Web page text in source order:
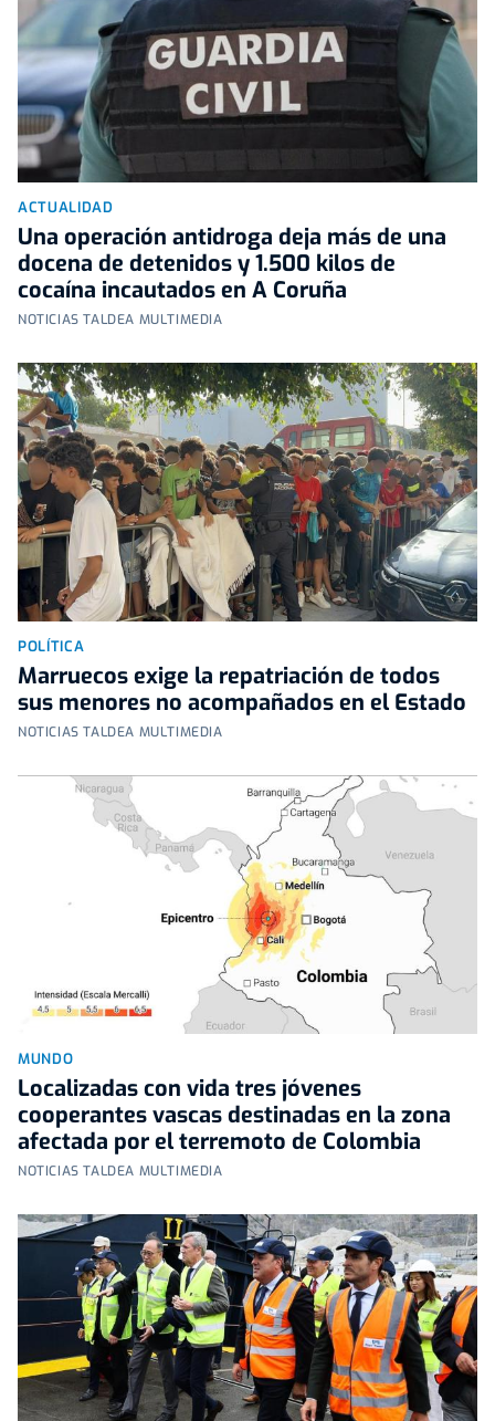
ACTUALIDAD
Una operación antidroga deja más de una
docena de detenidos y 1.500 kilos de
cocaína incautados en A Coruña
NOTICIAS TALDEA MULTIMEDIA
POLÍTICA
Marruecos exige la repatriación de todos
sus menores no acompañados en el Estado
NOTICIAS TALDEA MULTIMEDIA
MUNDO
Localizadas con vida tres jóvenes
cooperantes vascas destinadas en la zona
afectada por el terremoto de Colombia
NOTICIAS TALDEA MULTIMEDIA